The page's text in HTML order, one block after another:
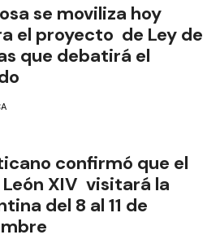
se moviliza hoy
el proyecto de Ley de
que debatirá el
confirmó que el
XIV visitará la
del 8 al 11 de